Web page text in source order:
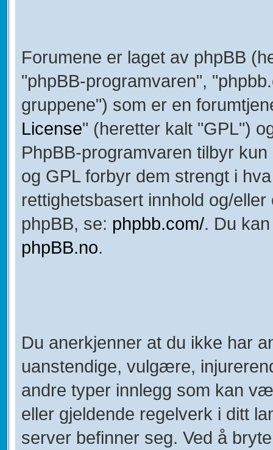
Forumene er laget av phpBB
"phpBB-programvaren",
gruppene") som er en
License" (heretter kalt "GPL")
PhpBB-programvaren tilbyr
og GPL forbyr dem strengt i
rettighetsbasert innhold og/
phpBB, se: phpbb.com/. Du
phpBB.no.
Du anerkjenner at du ikke har
uanstendige, vulgære,
andre typer innlegg som kan
eller gjeldende regelverk i ditt
server befinner seg. Ved å